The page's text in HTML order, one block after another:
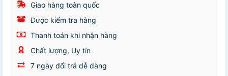
Giao hàng toàn quốc
Được kiểm tra hàng
Thanh toán khi nhận hàng
Chất lượng, Uy tín
7 ngày đổi trả dễ dàng